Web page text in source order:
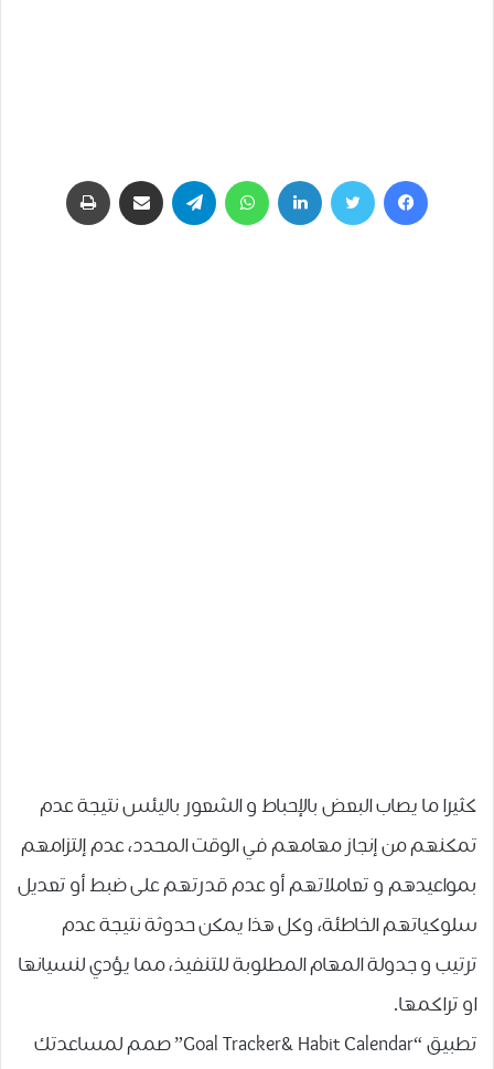
فيسبوك تويتر لينكدإن واتساب تيلقرام مشاركة عبر البريد
كثيرا ما يصاب البعض بالإحباط و الشعور باليئس نتيجة عدم
تمكنهم من إنجاز مهامهم في الوقت المحدد، عدم إلتزامهم
بمواعيدهم و تعاملاتهم أو عدم قدرتهم على ضبط أو تعديل
سلوكياتهم الخاطئة، وكل هذا يمكن حدوثة نتيجة عدم
ترتيب و جدولة المهام المطلوبة للتنفيذ، مما يؤدي لنسيانها
او تراكمها.
تطبيق “Goal Tracker& Habit Calendar” صمم لمساعدتك